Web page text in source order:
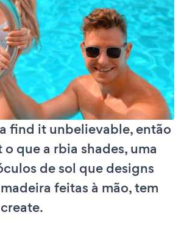
find it unbelievable, então
que a rbia shades, uma
de sol que designs
feitas à mão, tem